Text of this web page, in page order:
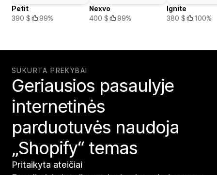
Petit
390 $
99%
Nexvo
400 $
99%
Ignite
380 $
100%
SUKURTA PREKYBAI
Geriausios pasaulyje
internetinės
parduotuvės naudoja
„Shopify“ temas
Pritaikyta ateičiai